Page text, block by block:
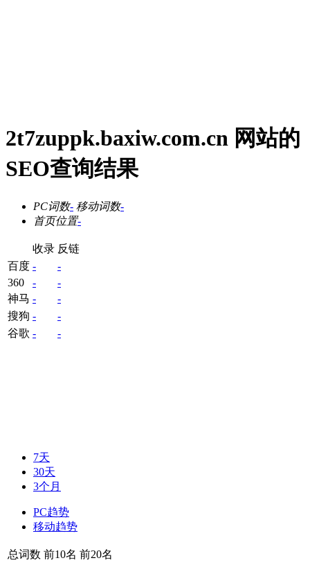
2t7zuppk.baxiw.com.cn 网站的
SEO查询结果
PC词数- 移动词数-
首页位置-
收录 反链
百度 -
-
360
-
-
神马 -
-
搜狗 -
-
谷歌 - -
7天
30天
3个月
PC趋势
移动趋势
总词数 前10名 前20名